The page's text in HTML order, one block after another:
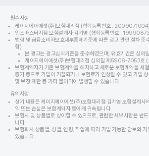
필수사항
케이지에이에셋(주)보험대리점 (협회등록번호 : 2009071004)
인스마스터지점 보험설계사 김기영 (협회등록번호 :
법령 및 금융소비자보호내부통제기준에 따른 광고 관련 절차 준
함)
본 광고는 광고심의기준을 준수하였으며, 유효기간은 심의
케이지에이에셋(주)보험대리점 심의필 제5906-7053
보험계약자가 기존 보험계약을 해지하고 새로운 보험계약을 체
증가 등으로 가입이 거절되거나 보험료가 인상될 수 있고 가입
및 보장 제한 등 기타 불이익이 발생할 수 있습니다.
유의사항
상기 내용은 케이지에이에셋(주)보험대리점 김기영 보험설계사
익 또는 손실은 보험계약자 등에게 귀속됩니다.
보험사 및 상품별로 상이할 수 있으므로, 관련한 세부사항은 반
니다.
보험회사 상품별, 성별, 연령, 직업에 따라 가입 가능한 담보와
있습니다.